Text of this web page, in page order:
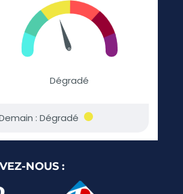
NOUS :